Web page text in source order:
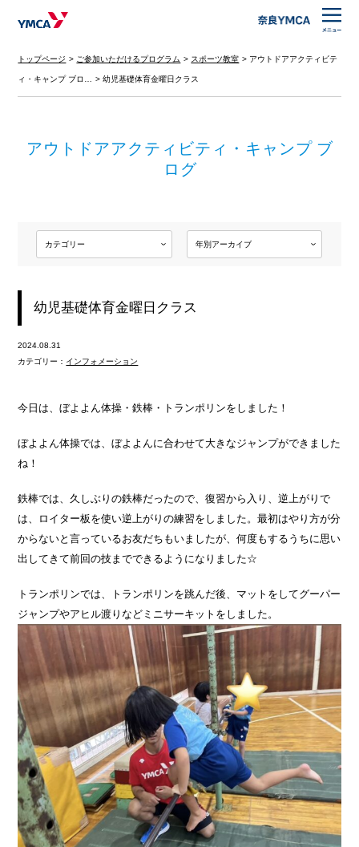
トップページ ご参加いただけるプログラム スポーツ教室 アウトドアアクティビテ
ィ・キャンプ ブロ… 幼児基礎体育金曜日クラス
アウトドアアクティビティ・キャンプ ブ
ログ
幼児基礎体育金曜日クラス
2024.08.31
カテゴリー： インフォメーション
今日は、ぼよよん体操・鉄棒・トランポリンをしました！
ぼよよん体操では、ぼよよんに合わせて大きなジャンプができました
ね！
鉄棒では、久しぶりの鉄棒だったので、復習から入り、逆上がりで
は、ロイター板を使い逆上がりの練習をしました。最初はやり方が分
からないと言っているお友だちもいましたが、何度もするうちに思い
出してきて前回の技までできるようになりました☆
トランポリンでは、トランポリンを跳んだ後、マットをしてグーパー
ジャンプやアヒル渡りなどミニサーキットをしました。